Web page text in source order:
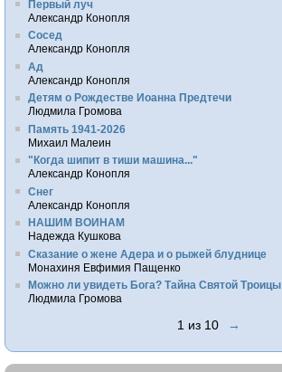
Первый луч
Александр Конопля
Сосед
Александр Конопля
Ад
Александр Конопля
Детям о Рождестве Иоанна Предтечи
Людмила Громова
Память 1941-2026
Михаил Малеин
"Когда шипит в тиши машина..."
Александр Конопля
Снег
Александр Конопля
НАШИМ ВОИНАМ
Надежда Кушкова
Сказание о жене Адера и о рыжей блуднице
Монахиня Евфимия Пащенко
Можно ли увидеть Бога? Тайна Святой Троицы
Людмила Громова
1 из 10 →